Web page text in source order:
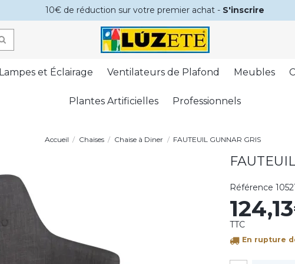
10€ de réduction sur votre premier achat - S'inscrire
Lampes et Éclairage Ventilateurs de Plafond Meubles
Plantes Artificielles Professionnels
Accueil Chaises Chaise à Diner FAUTEUIL GUNNAR GRIS
Référence
TTC
En rupture